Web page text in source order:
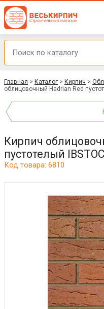
Главная > Каталог > Кирпич >
облицовочный Hadrian Red
Кирпич
пустотелый
Код товара: 6810